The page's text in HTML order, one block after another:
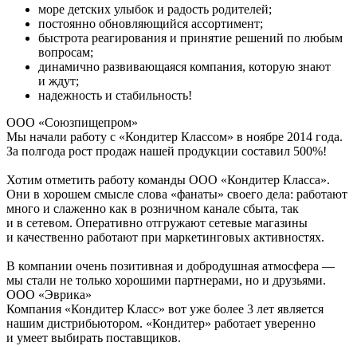
море детских улыбок и радость родителей;
постоянно обновляющийся ассортимент;
быстрота реагирования и принятие решений по любым
вопросам;
динамично развивающаяся компания, которую знают
и ждут;
надежность и стабильность!
ООО «Союзпищепром»
Мы начали работу с «Кондитер Классом» в ноябре 2014 года.
За полгода рост продаж нашей продукции составил 500%!
Хотим отметить работу команды ООО «Кондитер Класса».
Они в хорошем смысле слова «фанаты» своего дела: работают
много и слаженно как в розничном канале сбыта, так
и в сетевом. Оперативно отгружают сетевые магазины
и качественно работают при маркетинговых активностях.
В компании очень позитивная и добродушная атмосфера —
мы стали не только хорошими партнерами, но и друзьями.
ООО «Эврика»
Компания «Кондитер Класс» вот уже более 3 лет является
нашим дистрибьютором. «Кондитер» работает уверенно
и умеет выбирать поставщиков.